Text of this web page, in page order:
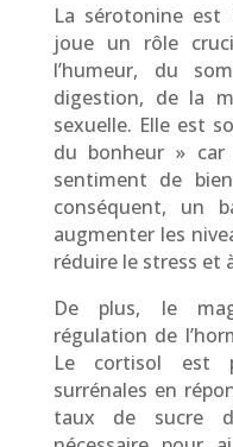
La sérotonine
joue un rôle
l’humeur, du
digestion, de la
sexuelle. Elle est
du bonheur »
sentiment de
conséquent, un
augmenter les
réduire le stress et
De plus, le
régulation de
Le cortisol est
surrénales en
taux de sucre